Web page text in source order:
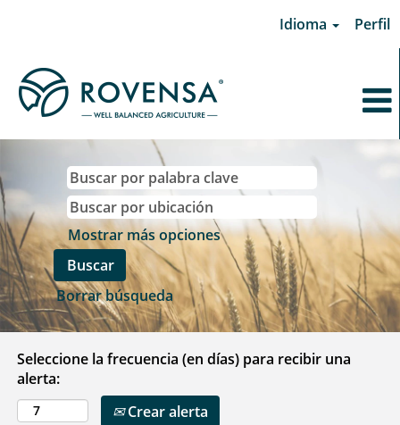
Idioma Perfil
Mostrar más opciones
Borrar búsqueda
Seleccione la frecuencia (en días) para recibir una
alerta:
Crear alerta